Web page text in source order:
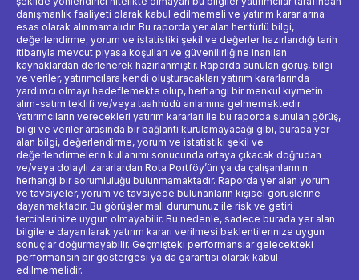
danışmanlık faaliyeti olarak kabul edilmemeli ve yatırım kararlarına
esas olarak alınmamalıdır. Bu raporda yer alan her türlü bilgi,
değerlendirme, yorum ve istatistiki şekil ve değerler hazırlandığı tarih
itibarıyla mevcut piyasa koşulları ve güvenilirliğine inanılan
kaynaklardan derlenerek hazırlanmıştır. Raporda sunulan görüş, bilgi
ve veriler, yatırımcılara kendi oluşturacakları yatırım kararlarında
yardımcı olmayı hedeflemekte olup, herhangi bir menkul kıymetin
alım-satım teklifi ve/veya taahhüdü anlamına gelmemektedir.
Yatırımcıların verecekleri yatırım kararları ile bu raporda sunulan görüş,
bilgi ve veriler arasında bir bağlantı kurulamayacağı gibi, burada yer
alan bilgi, değerlendirme, yorum ve istatistiki şekil ve
değerlendirmelerin kullanımı sonucunda ortaya çıkacak doğrudan
ve/veya dolaylı zararlardan Rota Portföy’ün ya da çalışanlarının
herhangi bir sorumluluğu bulunmamaktadır. Raporda yer alan yorum
ve tavsiyeler, yorum ve tavsiyede bulunanların kişisel görüşlerine
dayanmaktadır. Bu görüşler mali durumunuz ile risk ve getiri
tercihlerinize uygun olmayabilir. Bu nedenle, sadece burada yer alan
bilgilere dayanılarak yatırım kararı verilmesi beklentilerinize uygun
sonuçlar doğurmayabilir. Geçmişteki performanslar gelecekteki
performansın bir göstergesi ya da garantisi olarak kabul
edilmemelidir.